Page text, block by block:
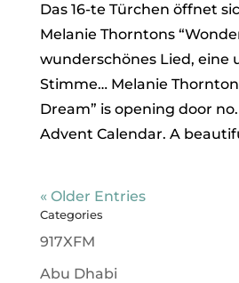
Das 16-te Türchen öffnet
Melanie Thorntons
wunderschönes Lied, eine
Stimme… Melanie
Dream” is opening door no.
Advent Calendar. A
« Older Entries
Categories
917XFM
Abu Dhabi